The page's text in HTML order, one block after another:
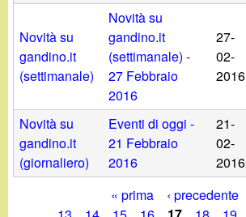
Novità su
gandino.it
(settimanale)
Novità su
gandino.it
(settimanale) -
27 Febbraio
2016
27-
02-
2016
Novità su
gandino.it
(giornaliero)
Eventi di oggi -
21 Febbraio
2016
21-
02-
2016
« prima ‹ precedente